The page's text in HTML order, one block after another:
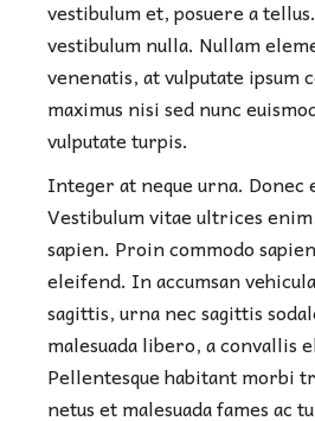
vestibulum et, posuere a
vestibulum nulla. Nullam
venenatis, at vulputate ipsum
maximus nisi sed nunc
vulputate turpis.
Integer at neque urna. Donec
Vestibulum vitae ultrices
sapien. Proin commodo
eleifend. In accumsan
sagittis, urna nec sagittis
malesuada libero, a convallis
Pellentesque habitant morbi
netus et malesuada fames ac